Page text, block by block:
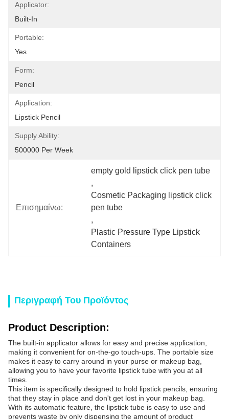
Applicator:
Built-In
Portable:
Yes
Form:
Pencil
Application:
Lipstick Pencil
Supply Ability:
500000 Per Week
Επισημαίνω:
empty gold lipstick click pen tube
,
Cosmetic Packaging lipstick click
pen tube
,
Plastic Pressure Type Lipstick
Containers
Περιγραφή Του Προϊόντος
Product Description:
The built-in applicator allows for easy and precise application,
making it convenient for on-the-go touch-ups. The portable size
makes it easy to carry around in your purse or makeup bag,
allowing you to have your favorite lipstick tube with you at all
times.
This item is specifically designed to hold lipstick pencils, ensuring
that they stay in place and don't get lost in your makeup bag.
With its automatic feature, the lipstick tube is easy to use and
prevents waste by only dispensing the amount of product